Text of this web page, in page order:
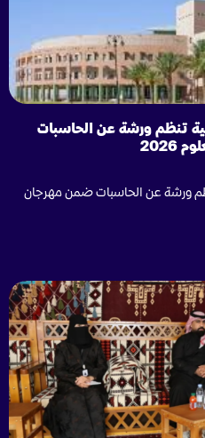
تنظم ورشة عن الحاسبات
ورشة عن الحاسبات ضمن مهرجان